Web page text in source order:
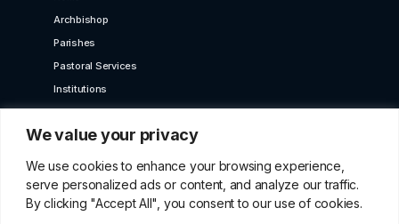
We value your privacy
We use cookies to enhance your browsing experience,
serve personalized ads or content, and analyze our traffic.
By clicking "Accept All", you consent to our use of cookies.
Archbishop
Parishes
Pastoral Services
Institutions
Bet Moroun
Contact us
GET IN TOUCH
10 Karaiskaki Str. 2012 Strovolos, Cyprus,P.O.Box